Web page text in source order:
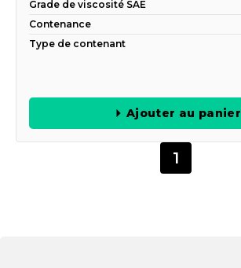
Grade de viscosité SAE
Contenance
Type de contenant
Ajouter au panier
1